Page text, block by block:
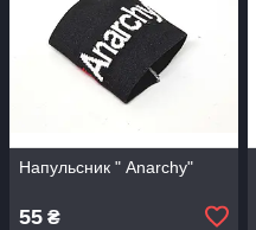
Напульсник " Anarchy"
55 ₴